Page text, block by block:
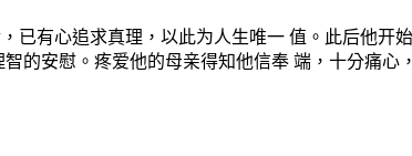
已有心追求真理，以此为人生唯一 值。此后他开
的安慰。疼爱他的母亲得知他信奉 端，十分痛心